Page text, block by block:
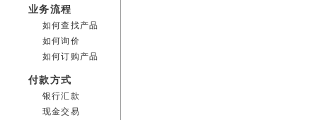
业务流程
如何查找产品
如何询价
如何订购产品
付款方式
银行汇款
现金交易